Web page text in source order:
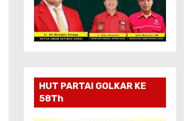
HUT PARTAI GOLKAR KE
58Th